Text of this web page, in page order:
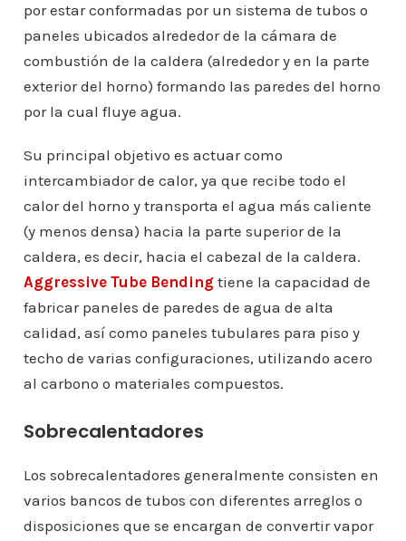
por estar conformadas por un sistema de tubos o
paneles ubicados alrededor de la cámara de
combustión de la caldera (alrededor y en la parte
exterior del horno) formando las paredes del horno
por la cual fluye agua.
Su principal objetivo es actuar como
intercambiador de calor, ya que recibe todo el
calor del horno y transporta el agua más caliente
(y menos densa) hacia la parte superior de la
caldera, es decir, hacia el cabezal de la caldera.
Aggressive Tube Bending tiene la capacidad de
fabricar paneles de paredes de agua de alta
calidad, así como paneles tubulares para piso y
techo de varias configuraciones, utilizando acero
al carbono o materiales compuestos.
Sobrecalentadores
Los sobrecalentadores generalmente consisten en
varios bancos de tubos con diferentes arreglos o
disposiciones que se encargan de convertir vapor